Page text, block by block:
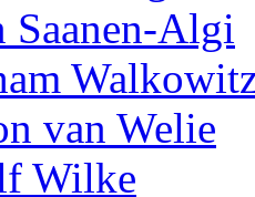
Saanen-Algi
van Welie
Wilke